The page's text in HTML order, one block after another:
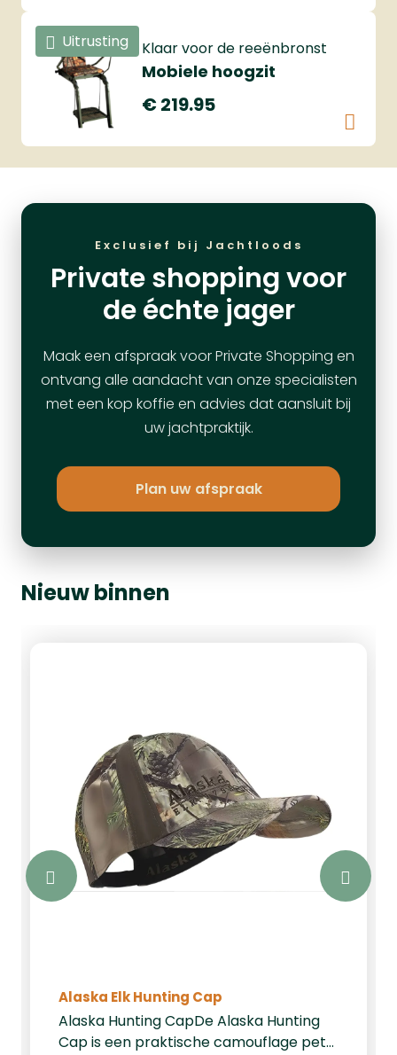
Uitrusting Klaar voor de reeënbronst
Mobiele hoogzit
€ 219.95
Exclusief bij Jachtloods
Private shopping voor
de échte jager
Maak een afspraak voor Private Shopping en
ontvang alle aandacht van onze specialisten
met een kop koffie en advies dat aansluit bij
uw jachtpraktijk.
Plan uw afspraak
Nieuw binnen
Alaska Elk Hunting Cap
Alaska Hunting CapDe Alaska Hunting
Cap is een praktische camouflage pet